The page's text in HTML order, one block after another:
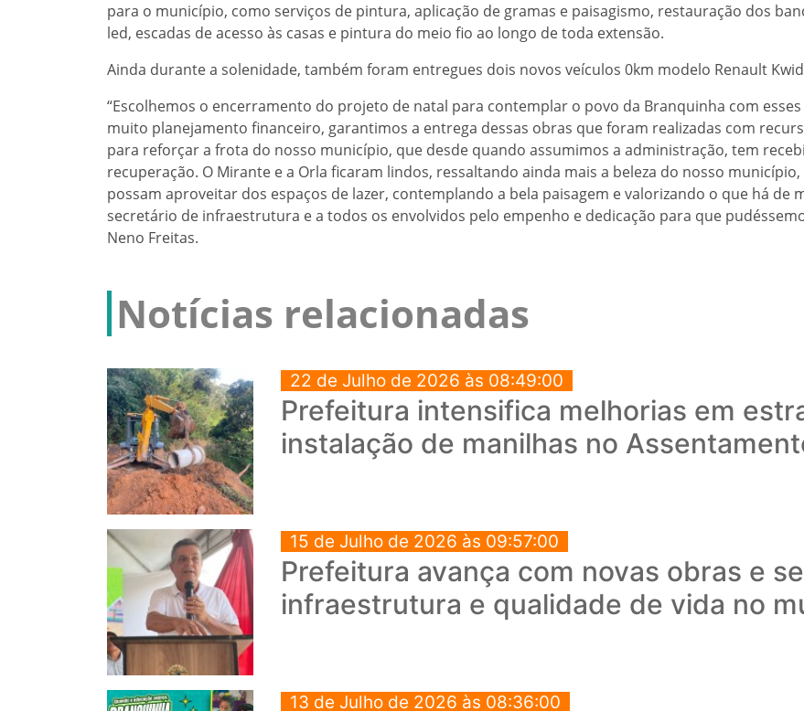
para o município, como serviços de pintura, aplicação de gramas e paisagismo, restauração dos
led, escadas de acesso às casas e pintura do meio fio ao longo de toda extensão.
Ainda durante a solenidade, também foram entregues dois novos veículos 0km modelo Renault
“Escolhemos o encerramento do projeto de natal para contemplar o povo da Branquinha com
muito planejamento financeiro, garantimos a entrega dessas obras que foram realizadas com
para reforçar a frota do nosso município, que desde quando assumimos a administração, tem
recuperação. O Mirante e a Orla ficaram lindos, ressaltando ainda mais a beleza do nosso
possam aproveitar dos espaços de lazer, contemplando a bela paisagem e valorizando o que há de
secretário de infraestrutura e a todos os envolvidos pelo empenho e dedicação para que
Neno Freitas.
Notícias relacionadas
22 de Julho de 2026 às 08:49:00
Prefeitura intensifica melhorias em
instalação de manilhas no
15 de Julho de 2026 às 09:57:00
Prefeitura avança com novas obras e
infraestrutura e qualidade de vida no
13 de Julho de 2026 às 08:36:00